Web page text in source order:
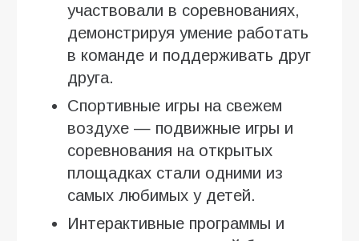
участвовали в соревнованиях,
демонстрируя умение работать
в команде и поддерживать друг
друга.
Спортивные игры на свежем
воздухе — подвижные игры и
соревнования на открытых
площадках стали одними из
самых любимых у детей.
Интерактивные программы и